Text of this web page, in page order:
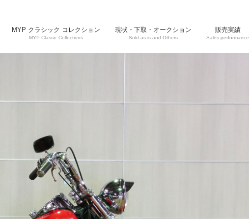
MYP クラシック コレクション
MYP Classic Collections
現状・下取・オークション
Sold as-is and Others
販売実績
Sales performance